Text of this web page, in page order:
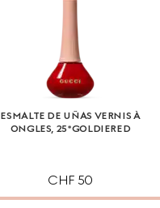
ESMALTE DE UÑAS VERNIS À
ONGLES, 25*​GOLDIE​RED
CHF 50